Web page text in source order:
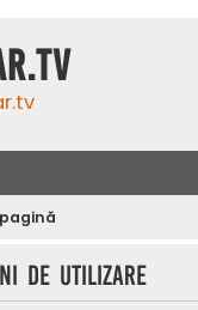
de utilizare